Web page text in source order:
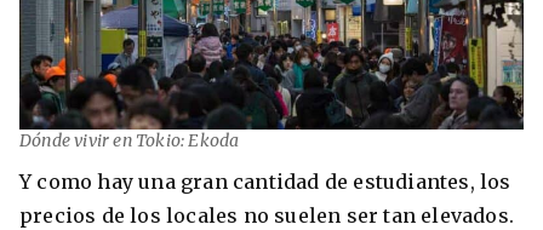
Dónde vivir en Tokio: Ekoda
Y como hay una gran cantidad de estudiantes, los
precios de los locales no suelen ser tan elevados.